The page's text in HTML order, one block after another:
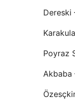
Dereski
Poyraz
Akbaba